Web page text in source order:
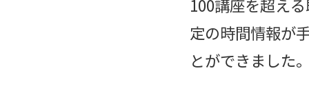
100講座を超え
定の時間情報が
とができました